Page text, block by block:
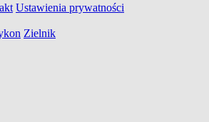
Ustawienia prywatności
Zielnik